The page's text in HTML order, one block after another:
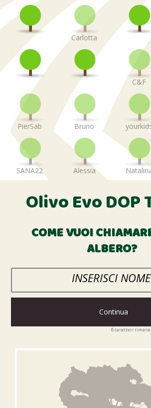
Carlotta
C&F
PierSab Bruno
SANA22 Alessia
Olivo Evo DOP
COME VUOI
ALBERO?
Continua
8caratteri